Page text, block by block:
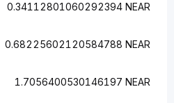
0.34112801060292394 NEAR
0.68225602120584788 NEAR
1.7056400530146197 NEAR